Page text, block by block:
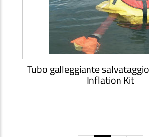
Tubo galleggiante
Inflation Kit